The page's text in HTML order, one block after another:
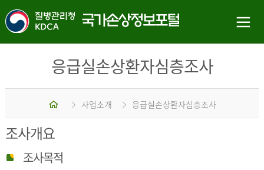
응급실손상환자심층조사
홈 사업소개 응급실손상환자심층조사
조사개요
조사목적